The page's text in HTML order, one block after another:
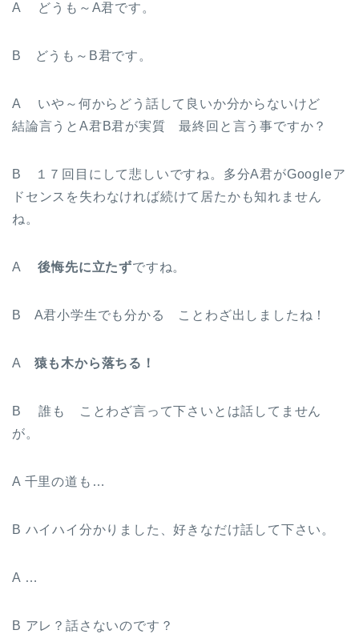
A どうも～A君です。
B どうも～B君です。
A いや～何からどう話して良いか分からないけど
結論言うとA君B君が実質 最終回と言う事ですか？
B １７回目にして悲しいですね。多分A君がGoogleア
ドセンスを失わなければ続けて居たかも知れません
ね。
A後悔先に立たずですね。
B A君小学生でも分かる ことわざ出しましたね！
A 猿も木から落ちる！
B 誰も ことわざ言って下さいとは話してません
が。
A 千里の道も…
B ハイハイ分かりました、好きなだけ話して下さい。
A …
B アレ？話さないのです？